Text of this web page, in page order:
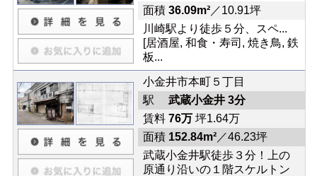
面積 36.09m²／10.91坪
川崎駅より徒歩５分、スペ...
[居酒屋, 和食・寿司, 焼き鳥, 鉄
板...
小金井市本町５丁目
駅 武蔵小金井 3分
賃料 76万坪1.64万
面積 152.84m²／46.23坪
武蔵小金井駅徒歩３分！上の
原通り沿いの１階スケルトン